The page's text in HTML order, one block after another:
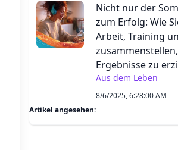
Nicht nur der
zum Erfolg: Wie
Arbeit, Training
Ergebnisse zu
Aus dem Leben
8/6/2025, 6:28:00 AM
Artikel angesehen: